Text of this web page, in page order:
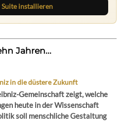
installieren
Jahren...
in die düstere Zukunft
Gemeinschaft zeigt, welche
heute in der Wissenschaft
soll menschliche Gestaltung